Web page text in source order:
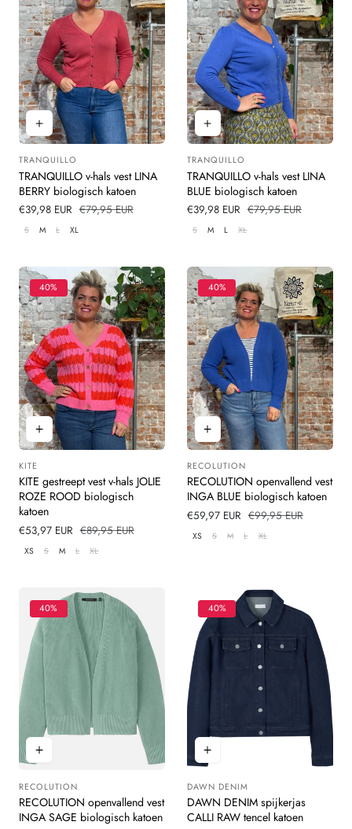
Leverancier:
TRANQUILLO
TRANQUILLO v-hals vest LINA
BERRY biologisch katoen
Verkoopprijs
€39,98 EUR Normale
€79,95 EUR
S M L XL
Leverancier:
TRANQUILLO
TRANQUILLO v-hals vest LINA
BLUE biologisch katoen
Verkoopprijs
€39,98 EUR Normale
€79,95 EUR
S M L XL
40%
Leverancier:
KITE
KITE gestreept vest v-hals JOLIE
ROZE ROOD biologisch
katoen
Verkoopprijs
€53,97 EUR Normale
prijs
€89,95 EUR
XS S M L XL
40%
Leverancier:
RECOLUTION
RECOLUTION openvallend vest
INGA BLUE biologisch katoen
Verkoopprijs
€59,97 EUR Normale
prijs
€99,95 EUR
XS S M L XL
40%
Leverancier:
RECOLUTION
RECOLUTION openvallend vest
INGA SAGE biologisch katoen
40%
Leverancier:
DAWN DENIM
DAWN DENIM spijkerjas
CALLI RAW tencel katoen